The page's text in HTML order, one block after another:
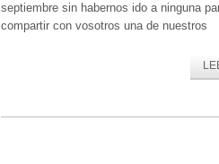
septiembre sin habernos ido a ninguna
compartir con vosotros una de nuestros